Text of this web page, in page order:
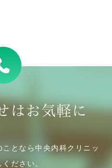
はお気軽に
となら中央内科クリニッ
ださい。